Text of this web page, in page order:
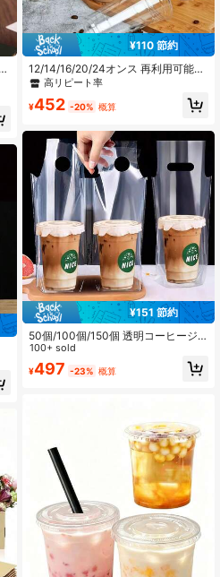
¥110 節約
12/14/16/20/24オンス 再利用可能な
プラスチックカップ リッド付き、ア
料に適しています。パーティー、イ
の冷温飲料カップ、漏れ防止スムー
ジー、ジュース、アイスコーヒー、
スラッシュドリンクのパーティー用
高リピート率
¥452 -20% 概算
¥151 節約
50個/100個/150個 透明コーヒージ
ュース飲料バッグ、持ち運び可能な
持ち運びパッケージバッグ、コーヒ
ー持ち運びバッグ、シングルまたは
ンの持ち運びバッグに最適
100+ sold
¥497 -23% 概算